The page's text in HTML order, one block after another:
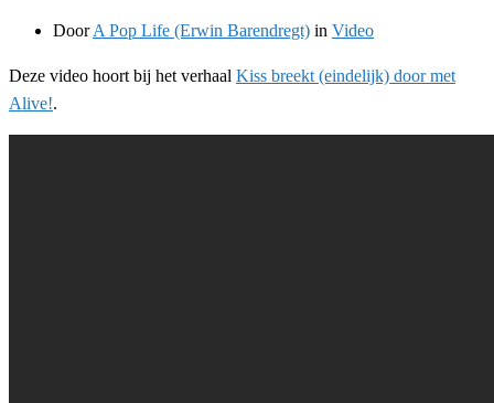
DoorA Pop Life (Erwin Barendregt) in Video
Deze video hoort bij het verhaal Kiss breekt (eindelijk) door met
Alive!.